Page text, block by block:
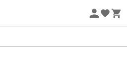
při nákupu 2 produktů* s kódem